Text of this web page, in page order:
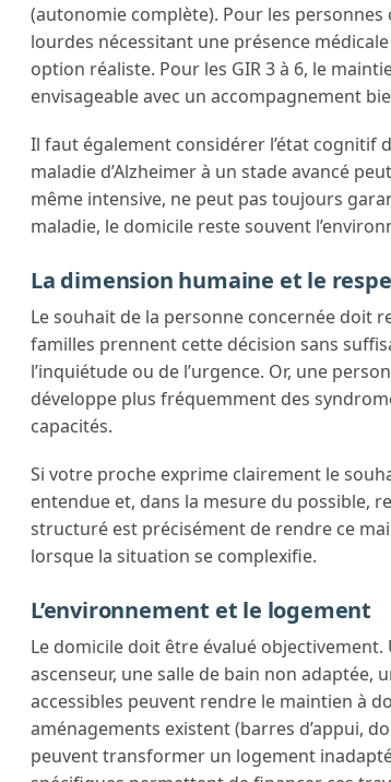
(autonomie complète). Pour les personnes
lourdes nécessitant une présence
option réaliste. Pour les GIR 3 à 6, le
envisageable avec un accompagnement
Il faut également considérer l’état cognitif
maladie d’Alzheimer à un stade avancé
même intensive, ne peut pas toujours
maladie, le domicile reste souvent
La dimension humaine et le
Le souhait de la personne concernée doit
familles prennent cette décision sans
l’inquiétude ou de l’urgence. Or, une
développe plus fréquemment des
capacités.
Si votre proche exprime clairement le
entendue et, dans la mesure du possible,
structuré est précisément de rendre ce
lorsque la situation se complexifie.
L’environnement et le logement
Le domicile doit être évalué
ascenseur, une salle de bain non adaptée,
accessibles peuvent rendre le maintien à
aménagements existent (barres d’appui,
peuvent transformer un logement